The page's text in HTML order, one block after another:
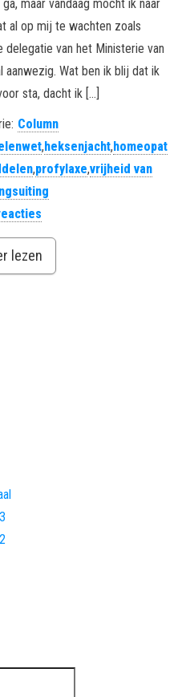
maar vandaag mocht ik naar
al op mij te wachten zoals
van het Ministerie van
aanwezig. Wat ben ik blij dat ik
sta, dacht ik […]
Column
,heksenjacht,homeopat
,profylaxe,vrijheid van
lezen